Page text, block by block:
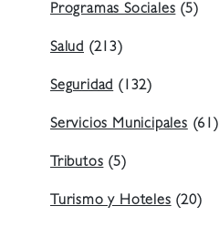
Programas Sociales (5)
Salud (213)
Seguridad (132)
Servicios Municipales (61)
Tributos (5)
Turismo y Hoteles (20)